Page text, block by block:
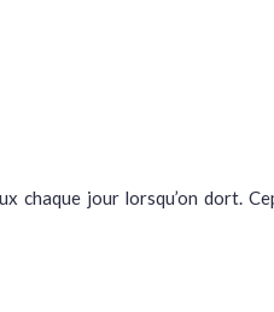
chaque jour lorsqu’on dort.